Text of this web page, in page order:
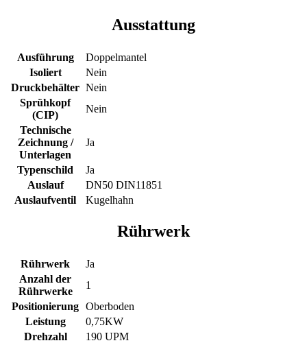
Ausstattung
Ausführung
Doppelmantel
Isoliert
Nein
Druckbehälter Nein
Sprühkopf
(CIP)
Nein
Technische
Zeichnung /
Unterlagen
Ja
Typenschild
Ja
Auslauf
DN50 DIN11851
Auslaufventil
Kugelhahn
Rührwerk
Rührwerk
Ja
Anzahl der
Rührwerke
1
Positionierung Oberboden
Leistung
0,75KW
Drehzahl
190 UPM